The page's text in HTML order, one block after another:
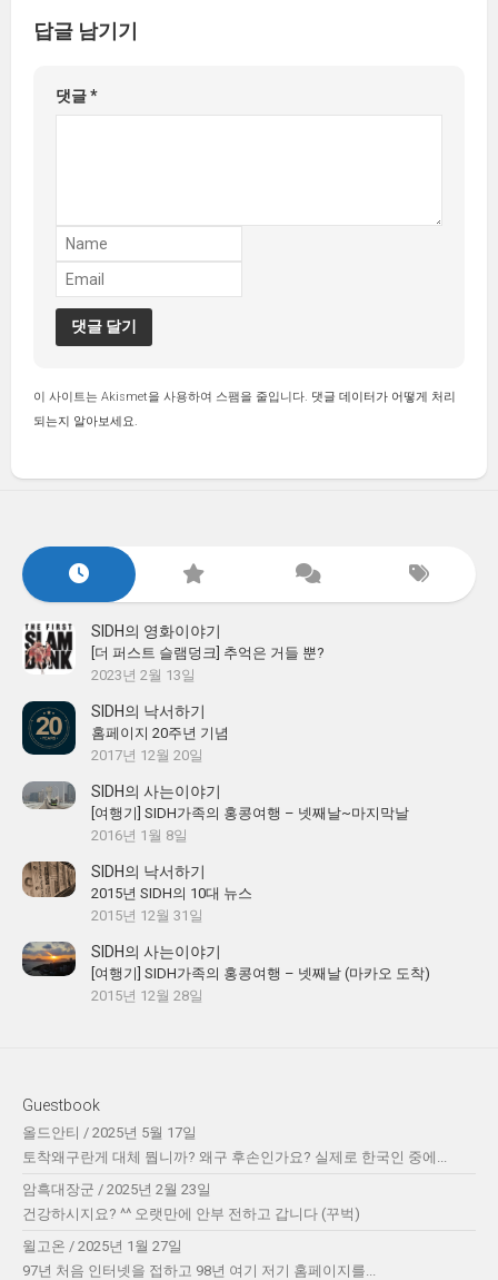
답글 남기기
댓글*
이 사이트는 Akismet을 사용하여 스팸을 줄입니다. 댓글 데이터가 어떻게 처리
되는지 알아보세요.
SIDH의 영화이야기
[더 퍼스트 슬램덩크] 추억은 거들 뿐?
2023년 2월 13일
SIDH의 낙서하기
홈페이지 20주년 기념
2017년 12월 20일
SIDH의 사는이야기
[여행기] SIDH가족의 홍콩여행 – 넷째날~마지막날
2016년 1월 8일
SIDH의 낙서하기
2015년 SIDH의 10대 뉴스
2015년 12월 31일
SIDH의 사는이야기
[여행기] SIDH가족의 홍콩여행 – 넷째날 (마카오 도착)
2015년 12월 28일
Guestbook
올드안티 / 2025년 5월 17일
토착왜구란게 대체 뭡니까? 왜구 후손인가요? 실제로 한국인 중에...
암흑대장군 / 2025년 2월 23일
건강하시지요? ^^ 오랫만에 안부 전하고 갑니다 (꾸벅)
윌고온 / 2025년 1월 27일
97년 처음 인터넷을 접하고 98년 여기 저기 홈페이지를...